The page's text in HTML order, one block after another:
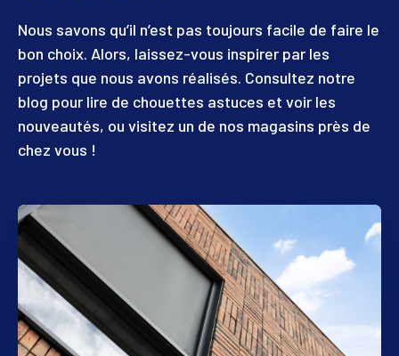
Nous savons qu’il n’est pas toujours facile de faire le
bon choix. Alors, laissez-vous inspirer par les
projets que nous avons réalisés. Consultez notre
blog pour lire de chouettes astuces et voir les
nouveautés, ou visitez un de nos magasins près de
chez vous !